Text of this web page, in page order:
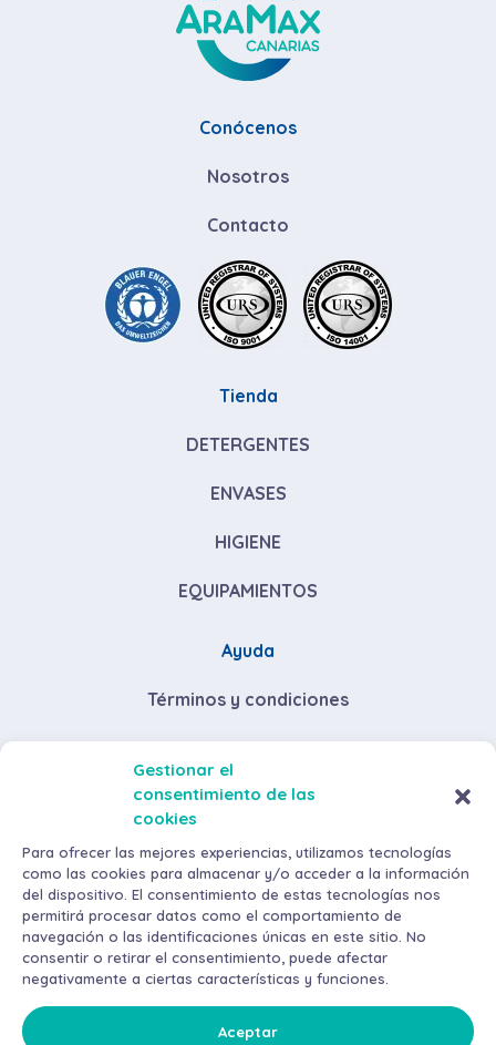
Gestionar el
consentimiento de las
cookies
Para ofrecer las mejores experiencias, utilizamos tecnologías
como las cookies para almacenar y/o acceder a la información
del dispositivo. El consentimiento de estas tecnologías nos
permitirá procesar datos como el comportamiento de
navegación o las identificaciones únicas en este sitio. No
consentir o retirar el consentimiento, puede afectar
negativamente a ciertas características y funciones.
Aceptar
Conócenos
Nosotros
Contacto
Tienda
DETERGENTES
ENVASES
HIGIENE
EQUIPAMIENTOS
Ayuda
Términos y condiciones
Descuentos por volumen de compra
Envíos y devoluciones
Métodos de pago
©2026AraMax Canarias S.L. Todos los derechos reservados.
Política de privacidad